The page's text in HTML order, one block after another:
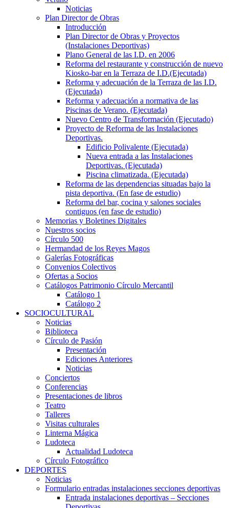
Noticias
Plan Director de Obras
Introducción
Plan Director de Obras y Proyectos
(Instalaciones Deportivas)
Plano General de las I.D. en 2006
Reforma del restaurante y construcción de nuevo
Kiosko-bar en la Terraza de I.D.(Ejecutada)
Reforma y adecuación de la Terraza de las I.D.
(Ejecutada)
Reforma y adecuación a normativa de las
Piscinas de Verano. (Ejecutada)
Nuevo Centro de Transformación (Ejecutado)
Proyecto de Reforma de las Instalaciones
Deportivas.
Edificio Polivalente (Ejecutada)
Nueva entrada a las Instalaciones
Deportivas. (Ejecutada)
Piscina climatizada. (Ejecutada)
Reforma de las dependencias situadas bajo la
pista deportiva. (En fase de estudio)
Reforma del bar, cocina y salones sociales
contiguos (en fase de estudio)
Memorias y Boletines Digitales
Nuestros socios
Círculo 500
Hermandad de los Reyes Magos
Galerías Fotográficas
Convenios Colectivos
Ofertas a Socios
Catálogos Patrimonio Círculo Mercantil
Catálogo 1
Catálogo 2
SOCIOCULTURAL
Noticias
Biblioteca
Círculo de Pasión
Presentación
Ediciones Anteriores
Noticias
Conciertos
Conferencias
Presentaciones de libros
Teatro
Talleres
Visitas culturales
Linterna Mágica
Ludoteca
Actualidad Ludoteca
Círculo Fotográfico
DEPORTES
Noticias
Formulario entradas instalaciones secciones deportivas
Entrada instalaciones deportivas – Secciones